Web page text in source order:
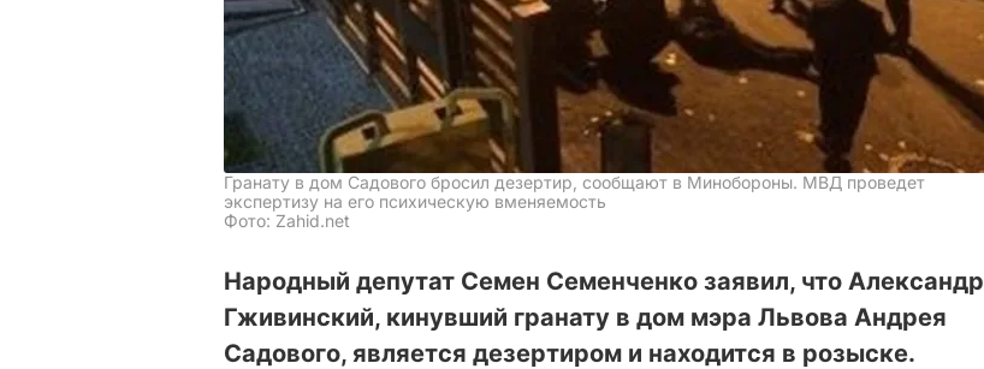
Гранату в дом Садового бросил дезертир, сообщают в Минобороны. МВД проведет
экспертизу на его психическую вменяемость
Фото: Zahid.net
Народный депутат Семен Семенченко заявил, что Александр
Гживинский, кинувший гранату в дом мэра Львова Андрея
Садового, является дезертиром и находится в розыске.